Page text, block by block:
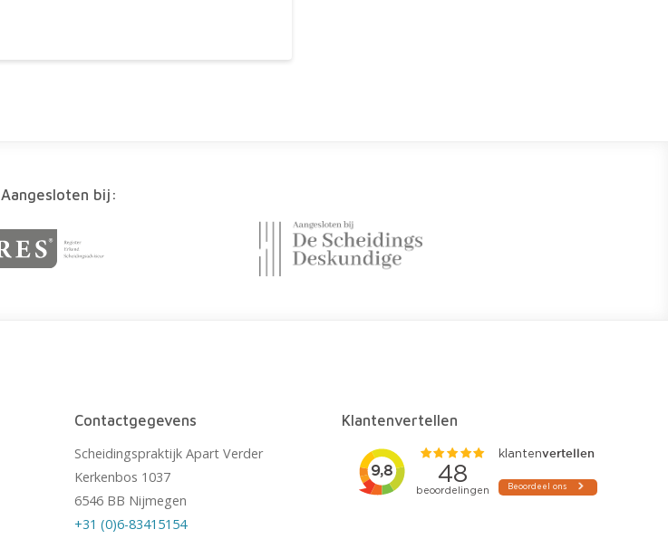
Aangesloten bij:
Contactgegevens
Scheidingspraktijk Apart Verder
Kerkenbos 1037
6546 BB Nijmegen
+31 (0)6-83415154
Klantenvertellen